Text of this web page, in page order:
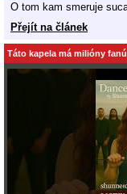
O tom kam smeruje
Přejít na článek
Táto kapela má milióny